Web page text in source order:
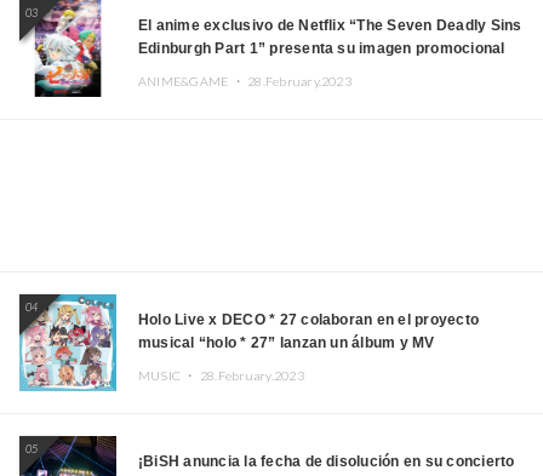
03
El anime exclusivo de Netflix “The Seven Deadly Sins
Edinburgh Part 1” presenta su imagen promocional
ANIME&GAME ・ 28.February.2023
04
Holo Live x DECO * 27 colaboran en el proyecto
musical “holo * 27” lanzan un álbum y MV
MUSIC ・ 28.February.2023
05
¡BiSH anuncia la fecha de disolución en su concierto